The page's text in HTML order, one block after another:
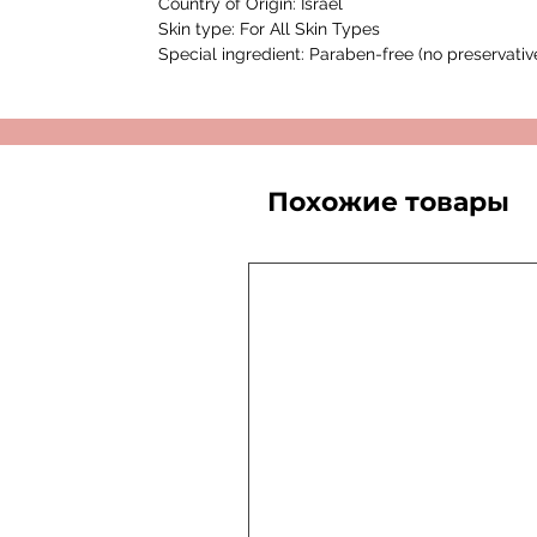
Skin type: For All Skin Types
Special ingredient: Paraben-free (no
Похожие товары